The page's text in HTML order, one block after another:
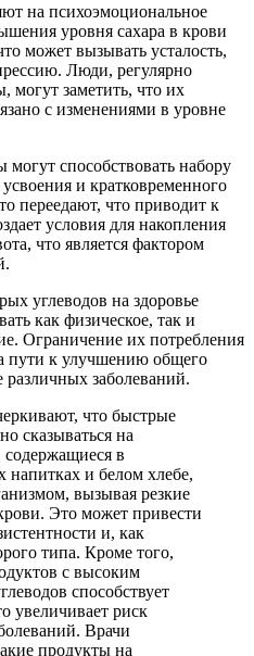
на психоэмоциональное
уровня сахара в крови
может вызывать усталость,
Люди, регулярно
могут заметить, что их
с изменениями в уровне
способствовать набору
и кратковременного
переедают, что приводит к
условия для накопления
что является фактором
углеводов на здоровье
как физическое, так и
Ограничение их потребления
пути к улучшению общего
заболеваний.
что быстрые
сказываться на
содержащиеся в
напитках и белом хлебе,
вызывая резкие
Это может привести
и, как
типа. Кроме того,
с высоким
способствует
увеличивает риск
Врачи
продукты на